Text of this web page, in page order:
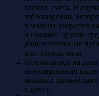
вашего счета. В
заблокирован,
в момент закрытия
и никакие другие
дополнительные
или обналичены.
Основываясь на
аннулирования
никаких
к другу.